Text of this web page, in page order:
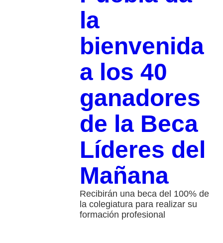
la
bienvenida
a los 40
ganadores
de la Beca
Líderes del
Mañana
Recibirán una beca del 100% de
la colegiatura para realizar su
formación profesional